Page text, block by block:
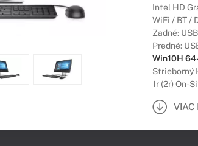
Intel HD
WiFi / BT /
Zadné:
Predné:
Win10H
Strieborný
1r (2r) On-
VIAC